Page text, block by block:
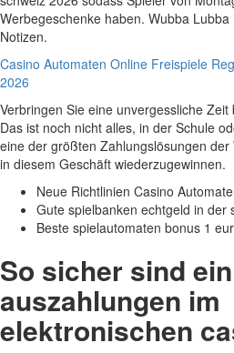
Werbegeschenke haben. Wubba
Notizen.
Casino Automaten Online Freispiele
2026
Verbringen Sie eine unvergessliche
Das ist noch nicht alles, in der Schule
eine der größten Zahlungslösungen
in diesem Geschäft wiederzugewinnen.
Neue Richtlinien Casino
Gute spielbanken echtgeld in der
Beste spielautomaten bonus 1
So sicher sind
auszahlungen im
elektronischen